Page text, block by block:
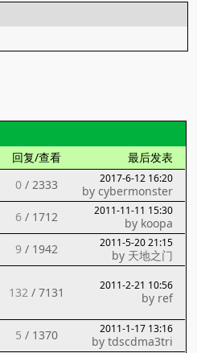
回复/查看
最后发表
0/ 2333 2017-6-12 16:20
bycybermonster
6/ 1712 2011-11-11 15:30
by koopa
9/ 1942 2011-5-20 21:15
by 天地之门
132/ 7131 2011-2-21 10:56
by ref
5 / 1370 2011-1-17 13:16
bytdscdma3tri